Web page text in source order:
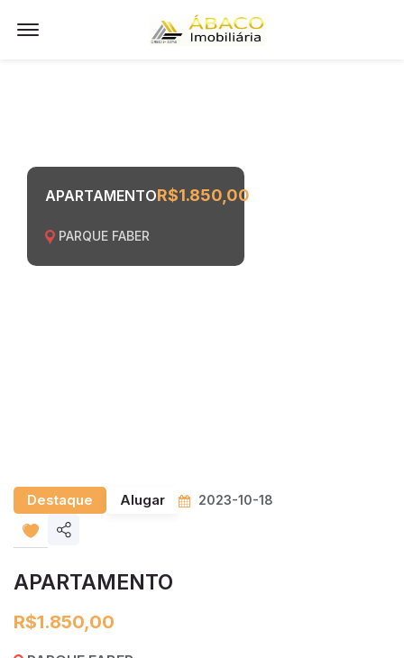
Offcanvas Menu Open
APARTAMENTOR$1.850,00
PARQUE FABER
Destaque Alugar 2023-10-18
listingShare
APARTAMENTO
R$1.850,00